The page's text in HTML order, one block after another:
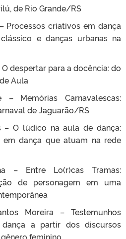
de Rio Grande/RS
Processos criativos em dança
e danças urbanas na
despertar para a docência: do
Aula
– Memórias Carnavalescas:
de Jaguarão/RS
– O lúdico na aula de dança:
em dança que atuam na rede
– Entre Lo(r)cas Tramas:
de personagem em uma
Moreira – Testemunhos
a partir dos discursos
feminino